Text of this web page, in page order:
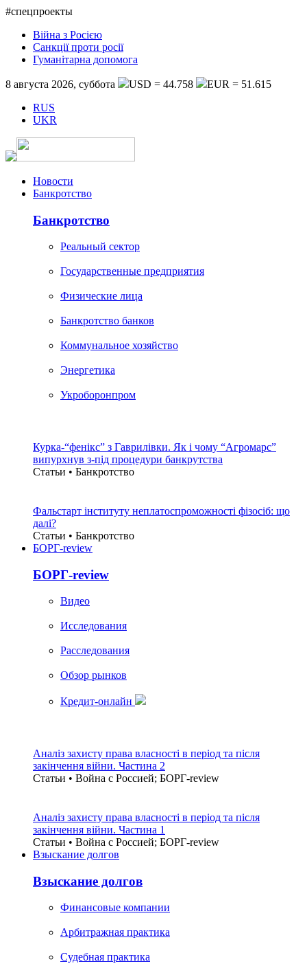
#спецпроекты
Війна з Росією
Санкції проти росії
Гуманітарна допомога
8 августа 2026, суббота USD = 44.758
EUR = 51.615
RUS
UKR
Новости
Банкротство
Банкротство
Реальный сектор
Государственные предприятия
Физические лица
Банкротство банков
Коммунальное хозяйство
Энергетика
Укроборонпром
Курка-“фенікс” з Гаврилівки. Як і чому “Агромарс”
випурхнув з-під процедури банкрутства
Статьи • Банкротство
Фальстарт інституту неплатоспроможності фізосіб: що
далі?
Статьи • Банкротство
БОРГ-review
БОРГ-review
Видео
Исследования
Расследования
Обзор рынков
Кредит-онлайн
Аналіз захисту права власності в період та після
закінчення війни. Частина 2
Статьи • Война с Россией; БОРГ-review
Аналіз захисту права власності в період та після
закінчення війни. Частина 1
Статьи • Война с Россией; БОРГ-review
Взыскание долгов
Взыскание долгов
Финансовые компании
Арбитражная практика
Судебная практика